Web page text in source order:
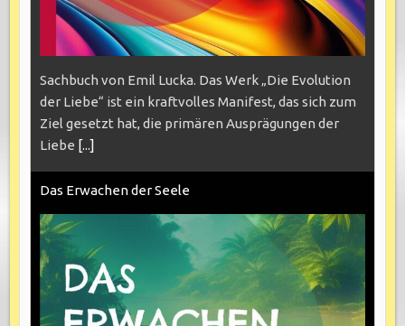
Sachbuch von Emil Lucka. Das Werk „Die Evolution
der Liebe“ ist ein kraftvolles Manifest, das sich zum
Ziel gesetzt hat, die primären Ausprägungen der
Liebe [...]
Das Erwachen der Seele